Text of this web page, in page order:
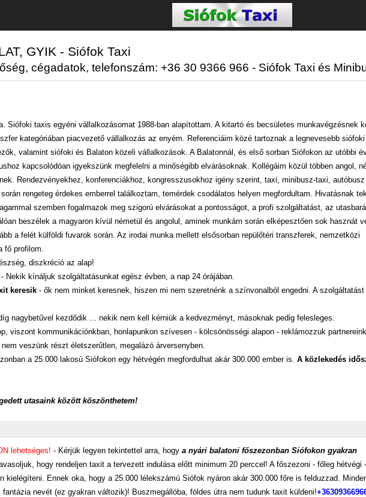
GYIK - Siófok Taxi
cégadatok, telefonszám: +36 30 9366 966 - Siófok Taxi és
Siófoki taxis egyéni vállalkozásomat 1988-ban alapítottam. A kitartó és becsületes munkavégzésnek
kategóriában piacvezető vállalkozás az enyém. Referenciáim közé tartoznak a legnevesebb siófoki
valamint siófoki és Balaton közeli vállalkozások. A Balatonnál, és első sorban Siófokon az utóbbi
kapcsolódóan igyekszünk megfelelni a minőségibb elvárásoknak. Kollégáim közül többen angol,
Rendezvényekhez, konferenciákhoz, kongresszusokhoz igény szerint, taxi, minibusz-taxi, autóbusz
rengeteg érdekes emberrel találkoztam, temérdek csodálatos helyen megfordultam. Hivatásnak
szemben fogalmazok meg szigorú elvárásokat a pontosságot, a profi szolgáltatást, az
beszélek a magyaron kívül németül és angolul, aminek munkám során elképesztően sok hasznát
a felét külföldi fuvarok során. Az irodai munka mellett elsősorban repülőtéri transzferek, nemzetközi
profilom.
diszkréció az alap!
- Nekik kínáljuk szolgáltatásunkat egész évben, a nap 24 órájában.
keresik - ők nem minket keresnek, hiszen mi nem szeretnénk a színvonalból engedni. A
nagybetűvel kezdődik ... nekik nem kell kérniük a kedvezményt, másoknak pedig felesleges.
viszont kommunikációnkban, honlapunkon szívesen - kölcsönösségi alapon - reklámozzuk
veszünk részt életszerűtlen, megalázó árversenyben.
a 25.000 lakosú Siófokon egy hétvégén megfordulhat akár 300.000 ember is. A közlekedés
utasaink között köszönthetem!
lehetséges! - Kérjük legyen tekintettel arra, hogy a nyári balatoni főszezonban Siófokon gyakran
hogy rendeljen taxit a tervezett indulása előtt minimum 20 perccel! A főszezoni - főleg hétvégi
kielégíteni. Ennek oka, hogy a 25.000 lélekszámú Siófok nyáron akár 300.000 főre is felduzzad.
nevét (ez gyakran változik)! Buszmegállóba, földes útra nem tudunk taxit küldeni!